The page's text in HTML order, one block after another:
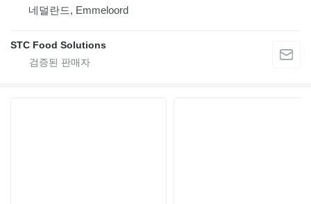
네덜란드, Emmeloord
STC Food Solutions